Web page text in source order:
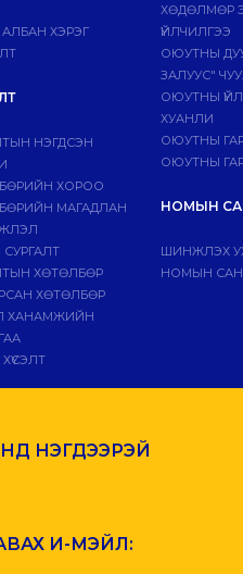
АЛБАН ХЭРЭГ
НЭГДСЭН
ХОРОО
МАГАДЛАН
ХӨТӨЛБӨР
ХӨТӨЛБӨР
ХАНАМЖИЙН
ХӨДӨЛМӨР
ҮЙЛЧИЛГЭЭ
ОЮУТНЫ
ЗАЛУУС"
ОЮУТНЫ
ХУАНЛИ
ОЮУТНЫ
ОЮУТНЫ
НОМЫН
ШИНЖЛЭХ
НОМЫН САН
НЭГДЭЭРЭЙ
И-МЭЙЛ: